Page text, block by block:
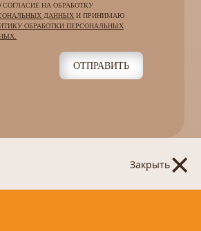
НА ОБРАБОТКУ
ДАННЫХ И ПРИНИМАЮ
ОБРАБОТКИ ПЕРСОНАЛЬНЫХ
ОТПРАВИТЬ
Закрыть×